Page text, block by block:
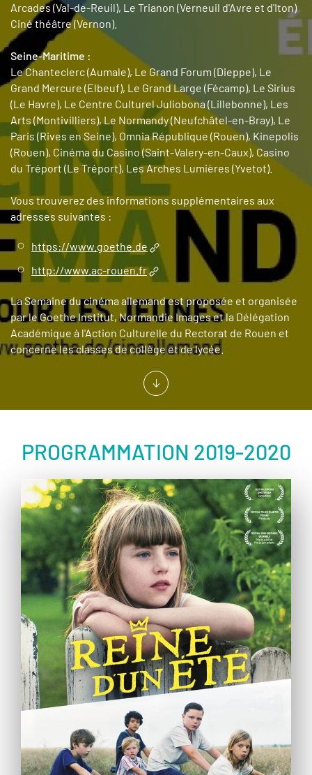
Arcades (Val-de-Reuil), Le Trianon (Verneuil d'Avre et d'Iton)
Ciné théâtre (Vernon).
Seine-Maritime :
Le Chanteclerc (Aumale), Le Grand Forum (Dieppe), Le
Grand Mercure (Elbeuf), Le Grand Large (Fécamp), Le Sirius
(Le Havre), Le Centre Culturel Juliobona (Lillebonne), Les
Arts (Montivilliers), Le Normandy (Neufchâtel-en-Bray), Le
Paris (Rives en Seine), Omnia République (Rouen), Kinepolis
(Rouen), Cinéma du Casino (Saint-Valery-en-Caux), Casino
du Tréport (Le Tréport), Les Arches Lumières (Yvetot).
Vous trouverez des informations supplémentaires aux
adresses suivantes :
https://www.goethe.de
http://www.ac-rouen.fr
La Semaine du cinéma allemand est proposée et organisée
par le Goethe Institut, Normandie Images et la Délégation
Académique à l'Action Culturelle du Rectorat de Rouen et
concerne les classes de collège et de lycée.
PROGRAMMATION 2019-2020